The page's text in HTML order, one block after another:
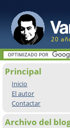
20
Principal
Inicio
El autor
Contactar
Archivo del